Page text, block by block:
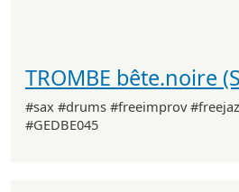
TROMBE bête.noire
#sax #drums #freeimprov
#GEDBE045